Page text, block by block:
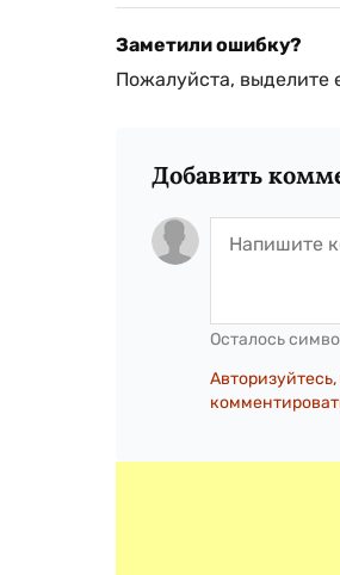
Заметили ошибку?
Пожалуйста,
Добавить
Осталось